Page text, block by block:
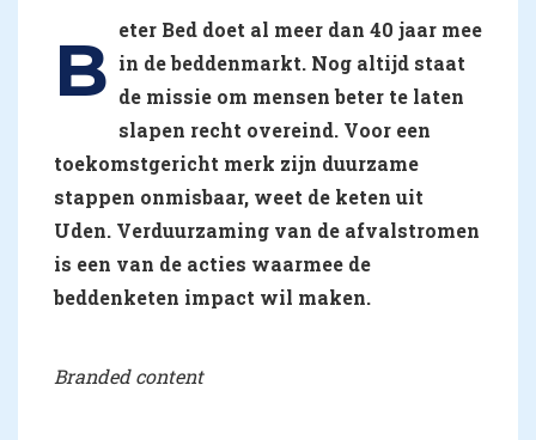
B eter Bed doet al meer dan 40 jaar mee
in de beddenmarkt. Nog altijd staat
de missie om mensen beter te laten
slapen recht overeind. Voor een
toekomstgericht merk zijn duurzame
stappen onmisbaar, weet de keten uit
Uden. Verduurzaming van de afvalstromen
is een van de acties waarmee de
beddenketen impact wil maken.
Branded content